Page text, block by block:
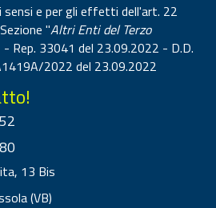
e per gli effetti dell'art. 22
"Altri Enti del Terzo
- Rep. 33041 del 23.09.2022 - D.D.
2022 del 23.09.2022
13 Bis
(VB)